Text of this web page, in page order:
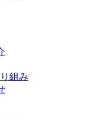
組み